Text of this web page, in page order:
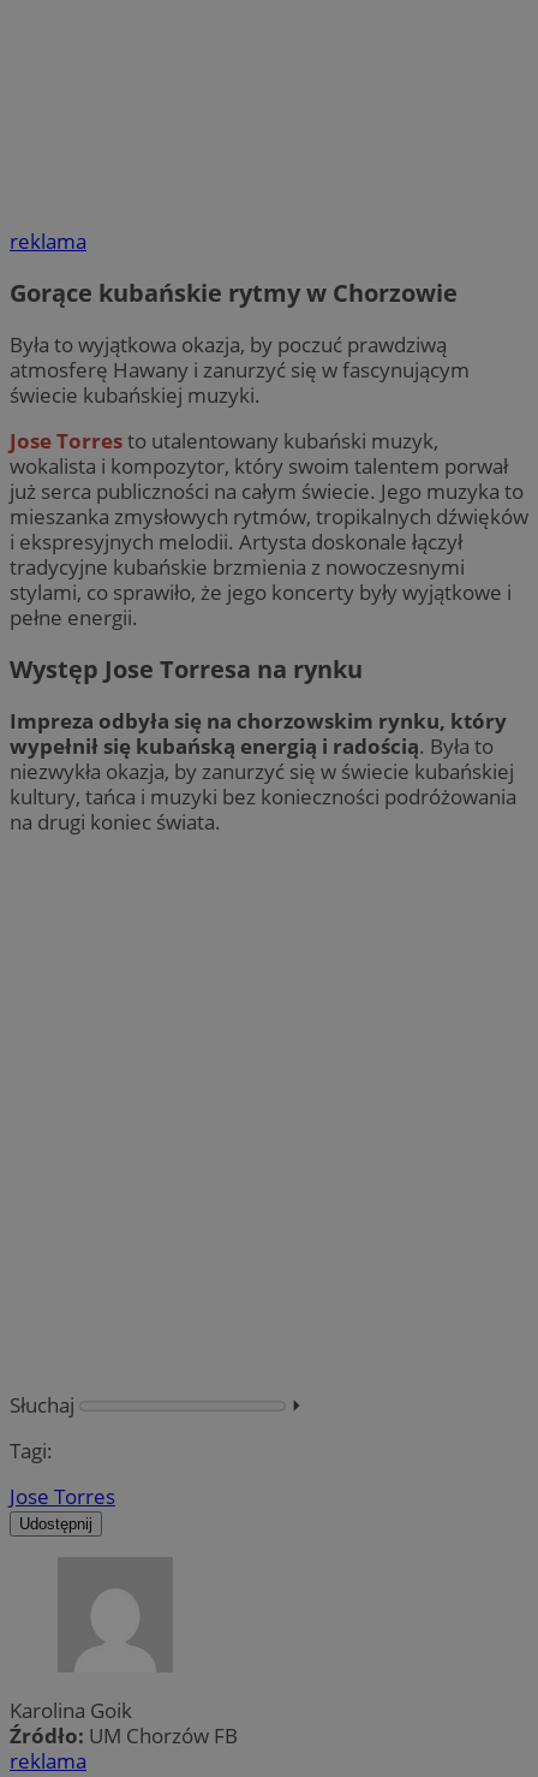
reklama
Gorące kubańskie rytmy w Chorzowie
Była to wyjątkowa okazja, by poczuć prawdziwą
atmosferę Hawany i zanurzyć się w fascynującym
świecie kubańskiej muzyki.
Jose Torresto utalentowany kubański muzyk,
wokalista i kompozytor, który swoim talentem porwał
już serca publiczności na całym świecie. Jego muzyka to
mieszanka zmysłowych rytmów, tropikalnych dźwięków
i ekspresyjnych melodii. Artysta doskonale łączył
tradycyjne kubańskie brzmienia z nowoczesnymi
stylami, co sprawiło, że jego koncerty były wyjątkowe i
pełne energii.
Występ Jose Torresa na rynku
Impreza odbyła się na chorzowskim rynku, który
wypełnił się kubańską energią i radością. Była to
niezwykła okazja, by zanurzyć się w świecie kubańskiej
kultury, tańca i muzyki bez konieczności podróżowania
na drugi koniec świata.
Słuchaj
⏵︎
Tagi:
Jose Torres
Udostępnij
Karolina Goik
Źródło: UM Chorzów FB
reklama